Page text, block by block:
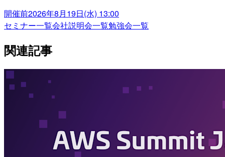
開催前2026年8月19日(水) 13:00
セミナー一覧会社説明会一覧勉強会一覧
関連記事